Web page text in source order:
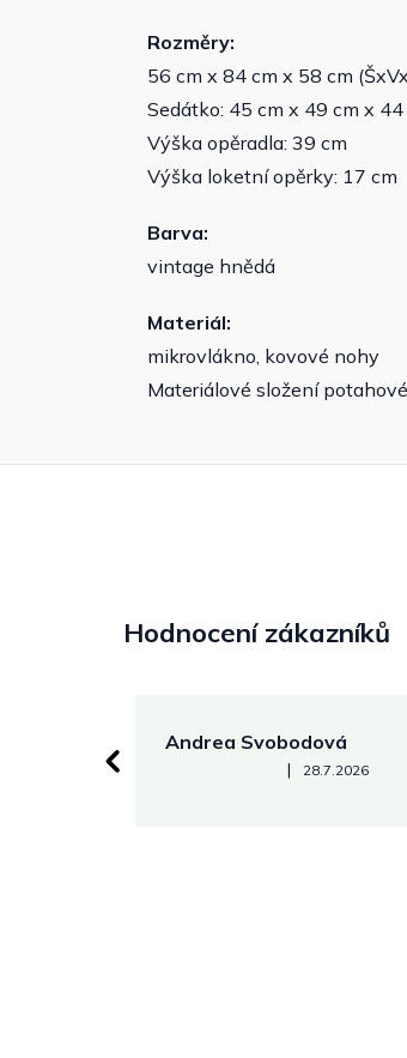
Rozměry:
56 cm x 84 cm x 58 cm
Sedátko: 45 cm x 49 cm x 44
Výška opěradla: 39 cm
Výška loketní opěrky: 17 cm
Barva:
vintage hnědá
Materiál:
mikrovlákno, kovové nohy
Materiálové složení
Hodnocení zákazníků
Andrea Svobodová
Hodnocení obchodu je 5 z 5
| 28.7.2026